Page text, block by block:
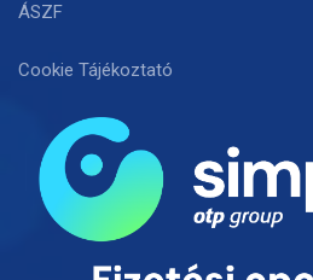
ÁSZF
Cookie Tájékoztató